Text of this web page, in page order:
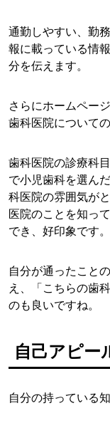
通勤しやすい、勤
報に載っている情
分を伝えます。
さらにホームペー
歯科医院について
歯科医院の診療科
で小児歯科を選ん
科医院の雰囲気が
医院のことを知っ
でき、好印象です。
自分が通ったこと
え、「こちらの歯
のも良いですね。
自己アピー
自分の持っている